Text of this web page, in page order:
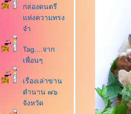
กล่องดนตรี
ห่งความทรง
จำ
Tag....จาก
เพื่อนๆ
เรื่องเล่าขาน
ตำนาน ๗๖
จังหวัด